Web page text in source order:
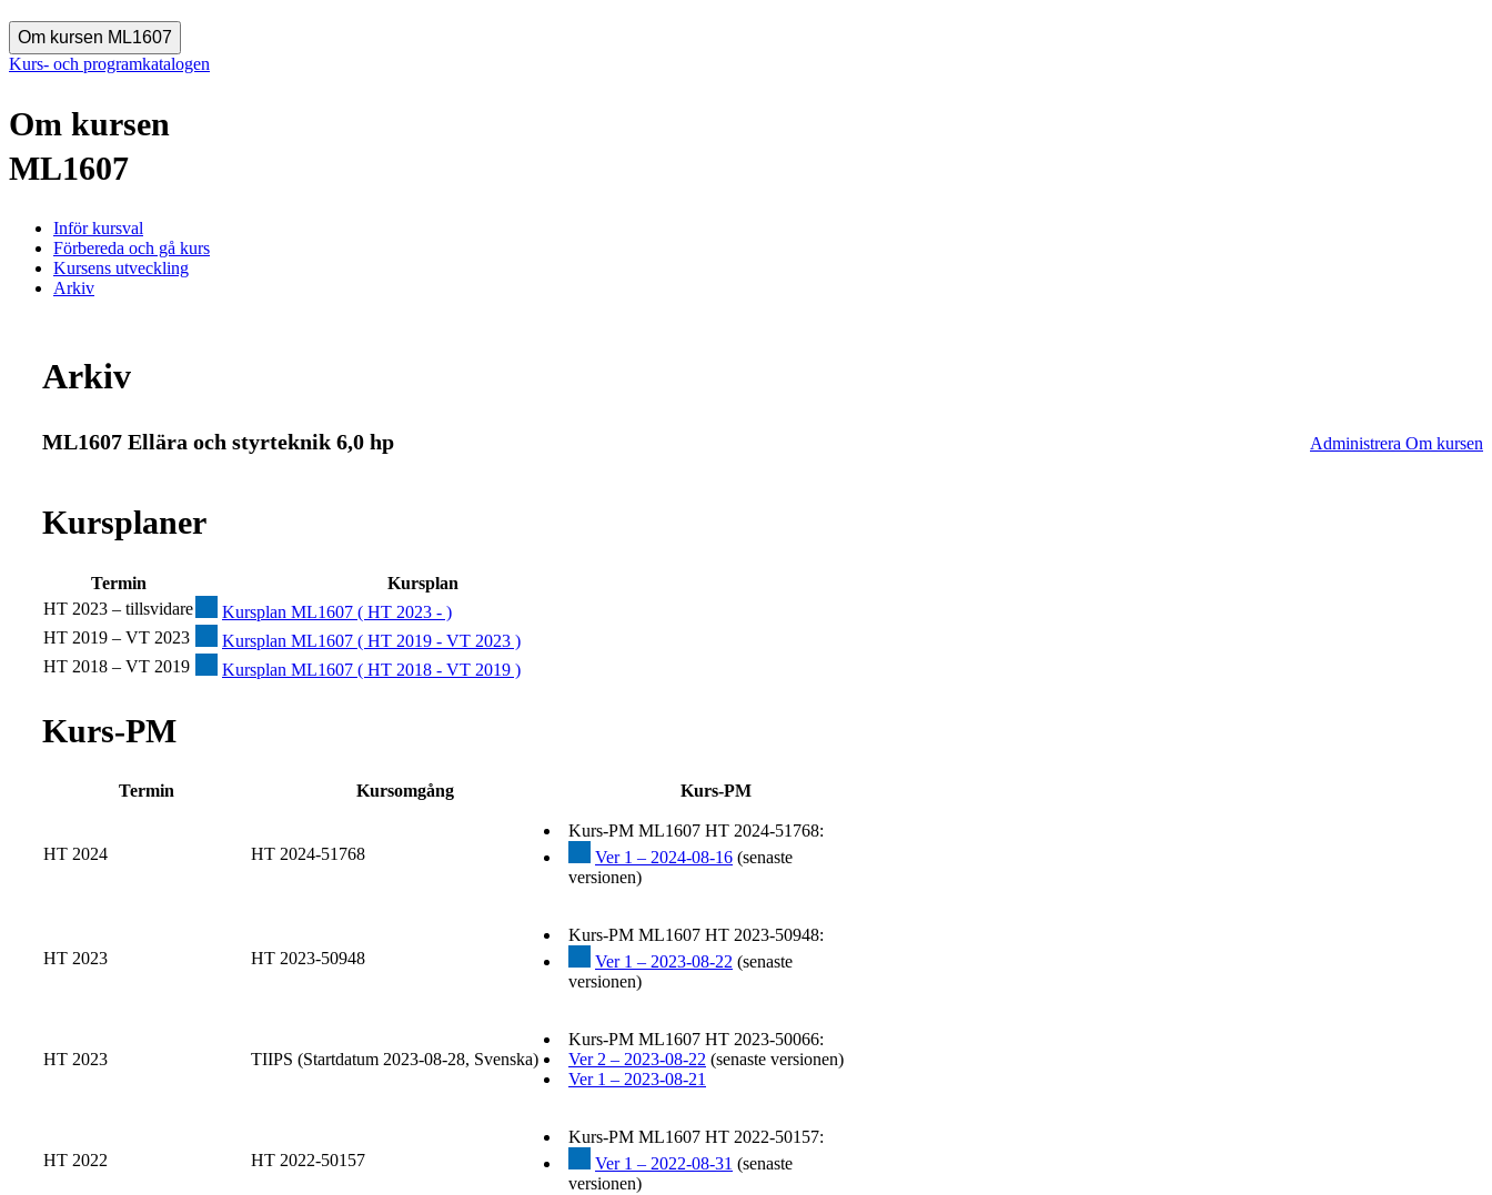
Om kursen ML1607
Kurs- och programkatalogen
Om kursen
ML1607
Inför kursval
Förbereda och gå kurs
Kursens utveckling
Arkiv
Arkiv
ML1607 Ellära och styrteknik 6,0 hp Administrera Om kursen
Kursplaner
Termin
Kursplan
HT 2023 – tillsvidare
Kursplan ML1607 ( HT 2023 - )
HT 2019 – VT 2023
Kursplan ML1607 ( HT 2019 - VT 2023 )
HT 2018 – VT 2019
Kursplan ML1607 ( HT 2018 - VT 2019 )
Kurs-PM
Termin Kursomgång Kurs-PM
HT 2024 HT 2024-51768
Kurs-PM ML1607 HT 2024-51768:
Ver 1 – 2024-08-16 (senaste
versionen)
HT 2023 HT 2023-50948
Kurs-PM ML1607 HT 2023-50948:
Ver 1 – 2023-08-22 (senaste
versionen)
HT 2023 TIIPS (Startdatum 2023-08-28, Svenska)
Kurs-PM ML1607 HT 2023-50066:
Ver 2 – 2023-08-22 (senaste versionen)
Ver 1 – 2023-08-21
HT 2022 HT 2022-50157
Kurs-PM ML1607 HT 2022-50157:
Ver 1 – 2022-08-31 (senaste
versionen)